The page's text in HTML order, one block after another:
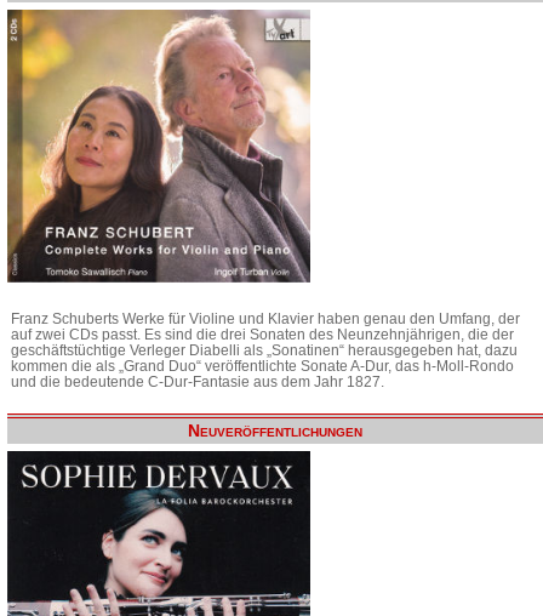
Franz Schuberts Werke für Violine und Klavier haben genau den Umfang, der
auf zwei CDs passt. Es sind die drei Sonaten des Neunzehnjährigen, die der
geschäftstüchtige Verleger Diabelli als „Sonatinen“ herausgegeben hat, dazu
kommen die als „Grand Duo“ veröffentlichte Sonate A-Dur, das h-Moll-Rondo
und die bedeutende C-Dur-Fantasie aus dem Jahr 1827.
Neuveröffentlichungen